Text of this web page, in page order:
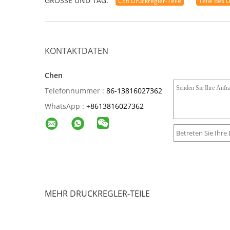
KONTAKTDATEN
Chen
Telefonnummer : 86-13816027362
WhatsApp : +8613816027362
MEHR DRUCKREGLER-TEILE